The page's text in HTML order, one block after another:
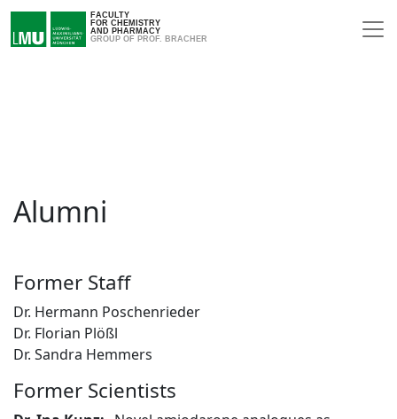
FACULTY
FOR CHEMISTRY
AND PHARMACY
GROUP OF PROF. BRACHER
Alumni
Former Staff
Dr. Hermann Poschenrieder
Dr. Florian Plößl
Dr. Sandra Hemmers
Former Scientists